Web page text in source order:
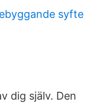
syfte
dig själv. Den